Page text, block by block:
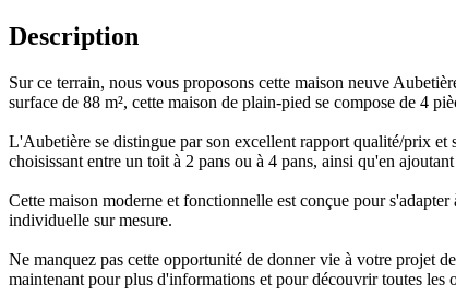
Description
Sur ce terrain, nous vous proposons cette maison neuve
surface de 88 m², cette maison de plain-pied se compose de 4
L'Aubetière se distingue par son excellent rapport qualité/prix et
choisissant entre un toit à 2 pans ou à 4 pans, ainsi qu'en
Cette maison moderne et fonctionnelle est conçue pour
individuelle sur mesure.
Ne manquez pas cette opportunité de donner vie à votre projet
maintenant pour plus d'informations et pour découvrir toutes les